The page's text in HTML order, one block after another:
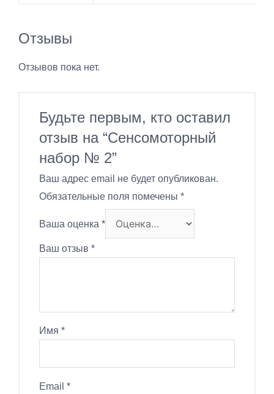
Отзывы
Отзывов пока нет.
Будьте первым, кто оставил
отзыв на “Сенсомоторный
набор № 2”
Ваш адрес email не будет опубликован.
Обязательные поля помечены *
Ваша оценка *
Ваш отзыв *
Имя *
Email *